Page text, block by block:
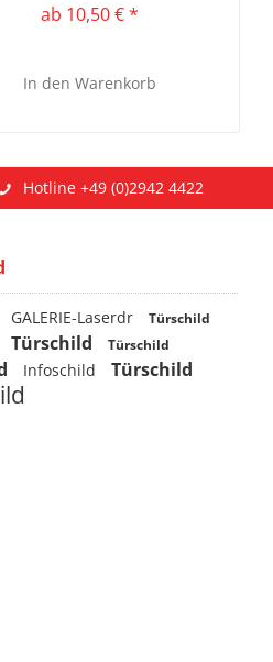
ab 10,50 € *
In den Warenkorb
Hotline +49 (0)2942 4422
GALERIE-Laserdr Türschild
Türschild Türschild
Infoschild Türschild